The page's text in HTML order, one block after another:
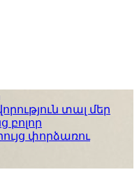
տալ մեր
բոլոր
փորձառու